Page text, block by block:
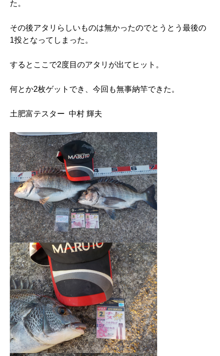
た。
その後アタリらしいものは無かったのでとうとう最後の
1投となってしまった。
するとここで2度目のアタリが出てヒット。
何とか2枚ゲットでき、今回も無事納竿できた。
土肥富テスター 中村 輝夫